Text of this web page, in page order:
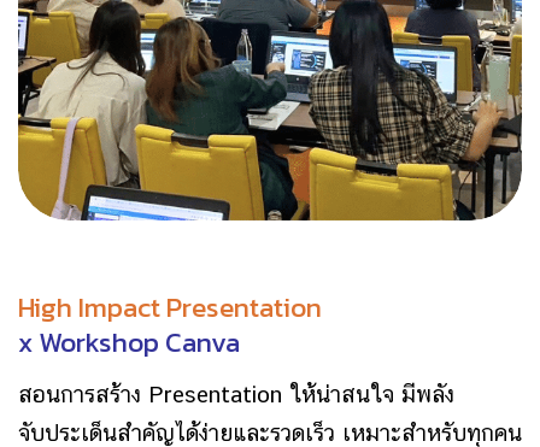
High Impact Presentation
x Workshop Canva
สอนการสร้าง Presentation ให้น่าสนใจ มีพลัง
จับประเด็นสำคัญได้ง่ายและรวดเร็ว เหมาะสำหรับทุกคน